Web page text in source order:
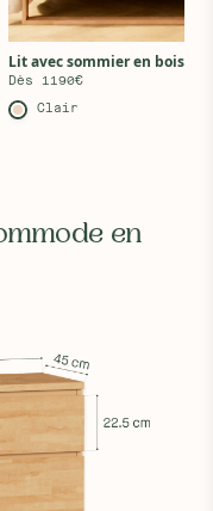
Lit avec sommier en bois
Dès 1190€
Clair
en